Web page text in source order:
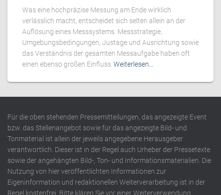
Was eine hochpräzise Messung am Ende wirklich
verlässlich macht, entscheidet sich selten allein an der
Auflösung eines Messsystems. Messstrategie,
Umgebungsbedingungen, Justage und Ausrichtung sowie
das Verständnis der gesamten Messaufgabe haben oft
einen ebenso großen Einfluss Weiterlesen…
Für die oben stehenden Pressemitteilungen, das angezeigte Event
bzw. das Stellenangebot sowie für das angezeigte Bild- und
Tonmaterial ist allein der jeweils angegebene Herausgeber
verantwortlich. Dieser ist in der Regel auch Urheber der Pressetexte
sowie der angehängten Bild-, Ton- und Informationsmaterialien. Die
Nutzung von hier veröffentlichten Informationen zur
Eigeninformation und redaktionellen Weiterverarbeitung ist in der
Regel kostenfrei. Bitte klären Sie vor einer Weiterverwendung